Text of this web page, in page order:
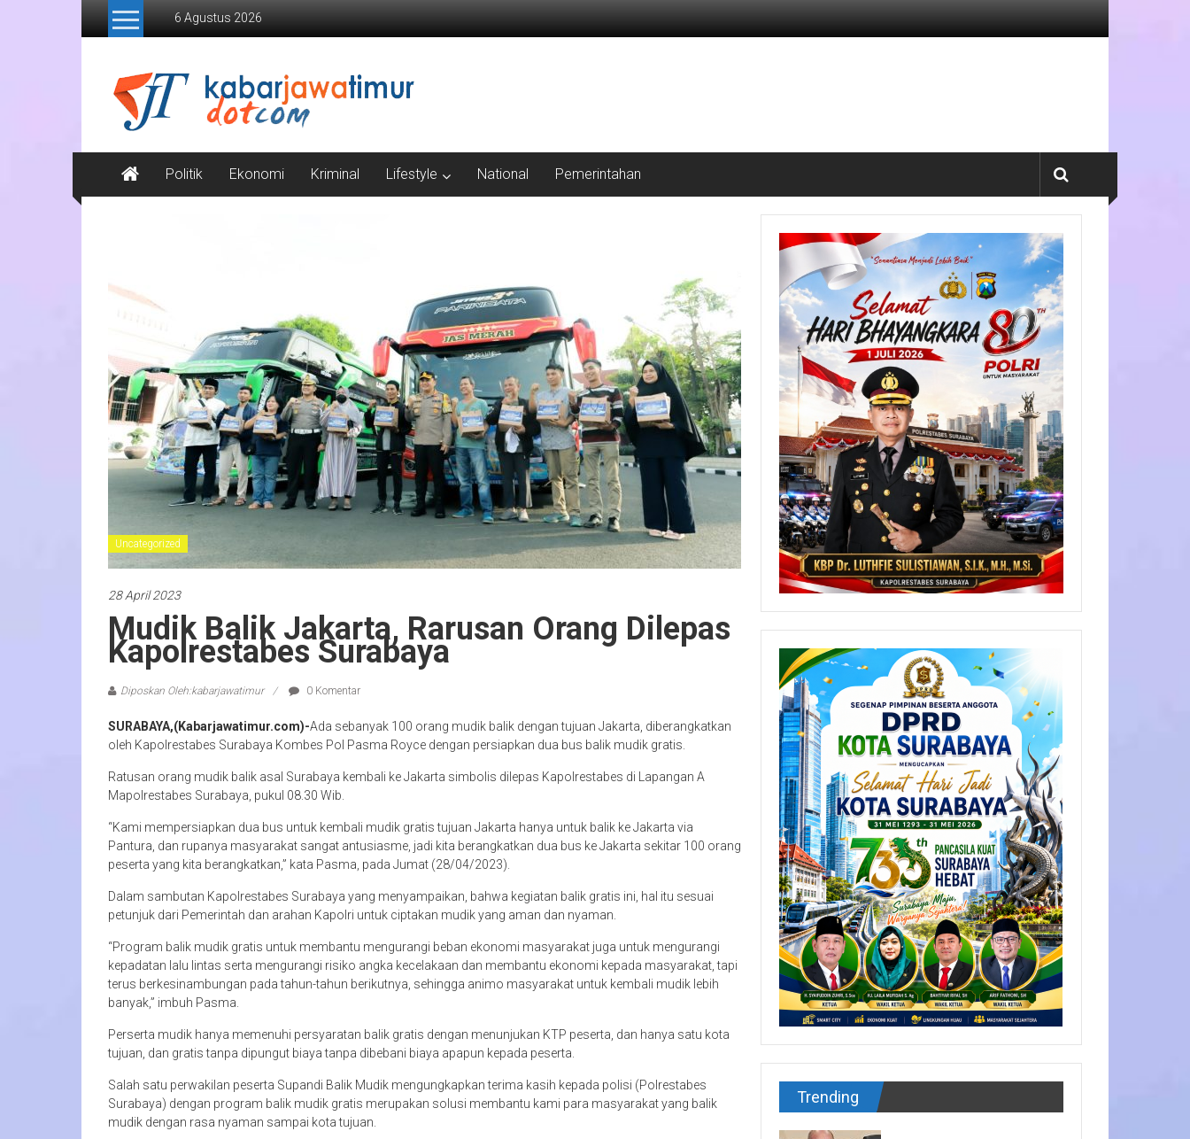
Lompat
6 Agustus 2026
Kabar
Jawa
Timur
Media
Online
Politik Ekonomi Kriminal Lifestyle National Pemerintahan
Uncategorized
28 April 2023
Mudik Balik Jakarta, Rarusan Orang Dilepas
Kapolrestabes Surabaya
Diposkan Oleh:kabarjawatimur 0 Komentar
SURABAYA,(Kabarjawatimur.com)-Ada sebanyak 100 orang mudik balik dengan tujuan Jakarta, diberangkatkan
oleh Kapolrestabes Surabaya Kombes Pol Pasma Royce dengan persiapkan dua bus balik mudik gratis.
Ratusan orang mudik balik asal Surabaya kembali ke Jakarta simbolis dilepas Kapolrestabes di Lapangan A
Mapolrestabes Surabaya, pukul 08.30 Wib.
“Kami mempersiapkan dua bus untuk kembali mudik gratis tujuan Jakarta hanya untuk balik ke Jakarta via
Pantura, dan rupanya masyarakat sangat antusiasme, jadi kita berangkatkan dua bus ke Jakarta sekitar 100 orang
peserta yang kita berangkatkan,” kata Pasma, pada Jumat (28/04/2023).
Dalam sambutan Kapolrestabes Surabaya yang menyampaikan, bahwa kegiatan balik gratis ini, hal itu sesuai
petunjuk dari Pemerintah dan arahan Kapolri untuk ciptakan mudik yang aman dan nyaman.
“Program balik mudik gratis untuk membantu mengurangi beban ekonomi masyarakat juga untuk mengurangi
kepadatan lalu lintas serta mengurangi risiko angka kecelakaan dan membantu ekonomi kepada masyarakat, tapi
terus berkesinambungan pada tahun-tahun berikutnya, sehingga animo masyarakat untuk kembali mudik lebih
banyak,” imbuh Pasma.
Perserta mudik hanya memenuhi persyaratan balik gratis dengan menunjukan KTP peserta, dan hanya satu kota
tujuan, dan gratis tanpa dipungut biaya tanpa dibebani biaya apapun kepada peserta.
Salah satu perwakilan peserta Supandi Balik Mudik mengungkapkan terima kasih kepada polisi (Polrestabes
Surabaya) dengan program balik mudik gratis merupakan solusi membantu kami para masyarakat yang balik
mudik dengan rasa nyaman sampai kota tujuan.
Trending